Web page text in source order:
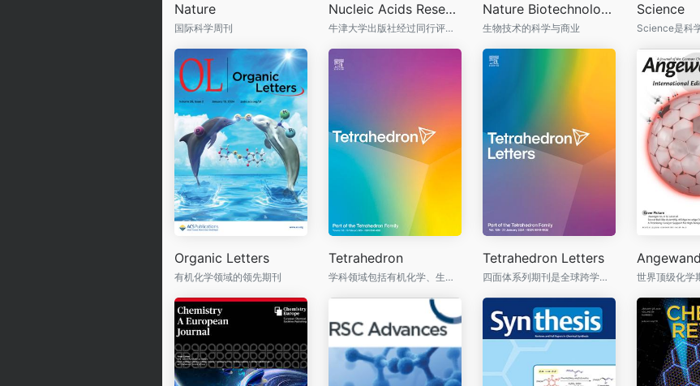
Nature
国际科学周刊
Nucleic Acids Research ( NAR )
​牛津大学出版社经过同行评审公开出版的科学期刊
Nature Biotechnology
生物技术的科学与商业
Science
Organic Letters
有机化学领域的领先期刊
Tetrahedron
学科领域包括有机化学、生物化学、药物发现
Tetrahedron Letters
四面体系列期刊是全球跨学科有机化学家的家园 世界顶级化学